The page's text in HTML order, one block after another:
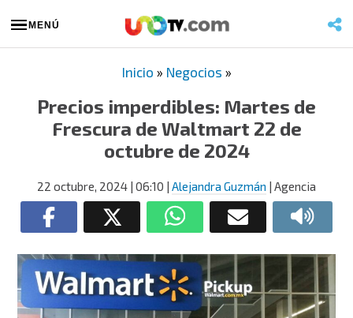
MENÚ
Inicio » Negocios »
Precios imperdibles: Martes de
Frescura de Waltmart 22 de
octubre de 2024
22 octubre, 2024 | 06:10 | Alejandra Guzmán | Agencia